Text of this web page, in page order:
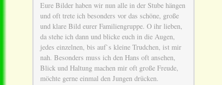
Eure Bilder haben wir nun alle in der Stube hängen
und oft trete ich besonders vor das schöne, große
und klare Bild eurer Familiengruppe. O ihr lieben,
da stehe ich dann und blicke euch in die Augen,
jedes einzelnen, bis auf`s kleine Trudchen, ist mir
nah. Besonders muss ich den Hans oft ansehen,
Blick und Haltung machen mir oft große Freude,
möchte gerne einmal den Jungen drücken.